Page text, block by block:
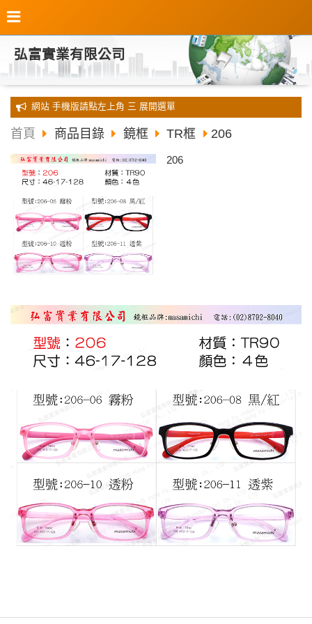
弘富實業有限公司
全新 網站 手機版請點左上角 三 展開選單
首頁 商品目錄 鏡框 TR框 206
206